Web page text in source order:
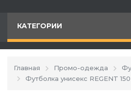
КАТЕГОРИИ
Главная Промо-одежда
Футболка унисекс REGENT 150